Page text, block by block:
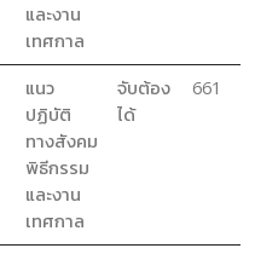
และงาน
เทศกาล
แนว
ปฏิบัติ
ทางสังคม
พิธีกรรม
และงาน
เทศกาล
จับต้อง
ได้
661